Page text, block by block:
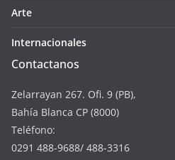
Arte
Internacionales
Contactanos
Zelarrayan 267. Ofi. 9 (PB),
Bahía Blanca CP (8000)
Teléfono:
0291 488-9688/ 488-3316